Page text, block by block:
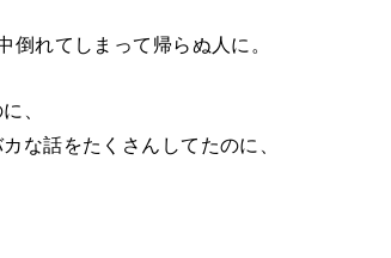
れてしまって帰らぬ人に。
、
な話をたくさんしてたのに、